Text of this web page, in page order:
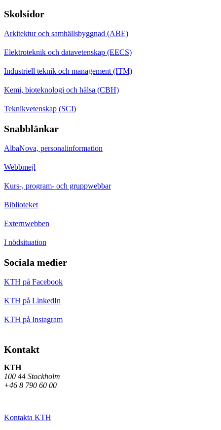
Skolsidor
Arkitektur och samhällsbyggnad (ABE)
Elektroteknik och datavetenskap (EECS)
Industriell teknik och management (ITM)
Kemi, bioteknologi och hälsa (CBH)
Teknikvetenskap (SCI)
Snabblänkar
AlbaNova, personalinformation
Webbmejl
Kurs-, program- och gruppwebbar
Biblioteket
Externwebben
I nödsituation
Sociala medier
KTH på Facebook
KTH på LinkedIn
KTH på Instagram
Kontakt
KTH
100 44 Stockholm
+46 8 790 60 00
Kontakta KTH